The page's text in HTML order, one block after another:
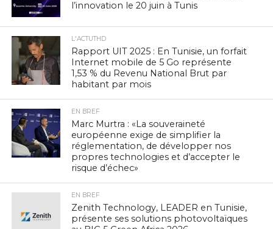
l’innovation le 20 juin à Tunis
L'ACTUTHD
Rapport UIT 2025 : En Tunisie, un forfait
Internet mobile de 5 Go représente
1,53 % du Revenu National Brut par
habitant par mois
EN BREF
Marc Murtra : «La souveraineté
européenne exige de simplifier la
réglementation, de développer nos
propres technologies et d’accepter le
risque d’échec»
EN BREF
Zenith Technology, LEADER en Tunisie,
présente ses solutions photovoltaïques